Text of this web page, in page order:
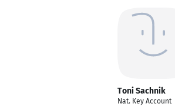
Toni Sachnik
Nat. Key Account